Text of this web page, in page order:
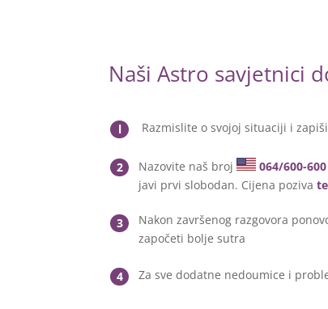
Naši Astro savjetnici
l Razmislite o svojoj situaciji i
2 Nazovite naš broj 064/600-600
javi prvi slobodan. Cijena poziva
3
Nakon završenog razgovora
započeti bolje sutra
4 Za sve dodatne nedoumice i